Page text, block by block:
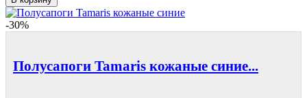
-30%
Полусапоги Tamaris кожаные синие...